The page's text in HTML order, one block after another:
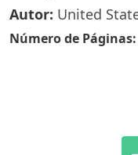
Autor: United
Número de